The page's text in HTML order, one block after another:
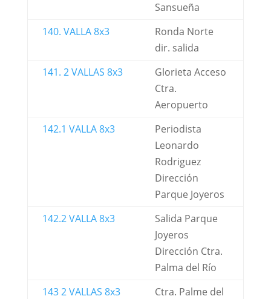
Sansueña
140. VALLA 8x3
Ronda Norte
dir. salida
141. 2 VALLAS 8x3
Glorieta Acceso
Ctra.
Aeropuerto
142.1 VALLA 8x3
Periodista
Leonardo
Rodriguez
Dirección
Parque Joyeros
142.2 VALLA 8x3
Salida Parque
Joyeros
Dirección Ctra.
Palma del Río
143 2 VALLAS 8x3
Ctra. Palme del